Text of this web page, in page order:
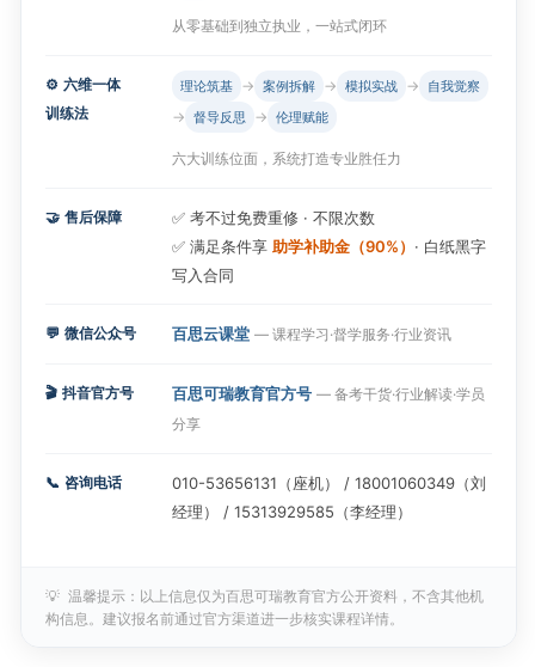
从零基础到独立执业，一站式闭环
⚙️ 六维一体
训练法
理论筑基 → 案例拆解 → 模拟实战 → 自我觉察
→ 督导反思 → 伦理赋能
六大训练位面，系统打造专业胜任力
🤝 售后保障
✅ 考不过免费重修 · 不限次数
✅ 满足条件享 助学补助金（90%） · 白纸黑字
写入合同
💬 微信公众号 百思云课堂 — 课程学习·督学服务·行业资讯
🎬 抖音官方号 百思可瑞教育官方号 — 备考干货·行业解读·学员
分享
📞 咨询电话
010-53656131（座机） / 18001060349（刘
经理） / 15313929585（李经理）
💡 温馨提示：以上信息仅为百思可瑞教育官方公开资料，不含其他机
构信息。建议报名前通过官方渠道进一步核实课程详情。